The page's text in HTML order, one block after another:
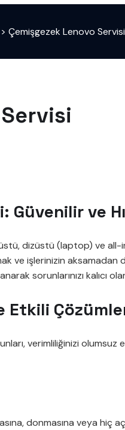
> Çemişgezek Lenovo Servisi
Güvenilir ve
dizüstü (laptop) ve all-
ve işlerinizin
sorunlarınızı kalıcı
Etkili
verimliliğinizi
donmasına veya hiç